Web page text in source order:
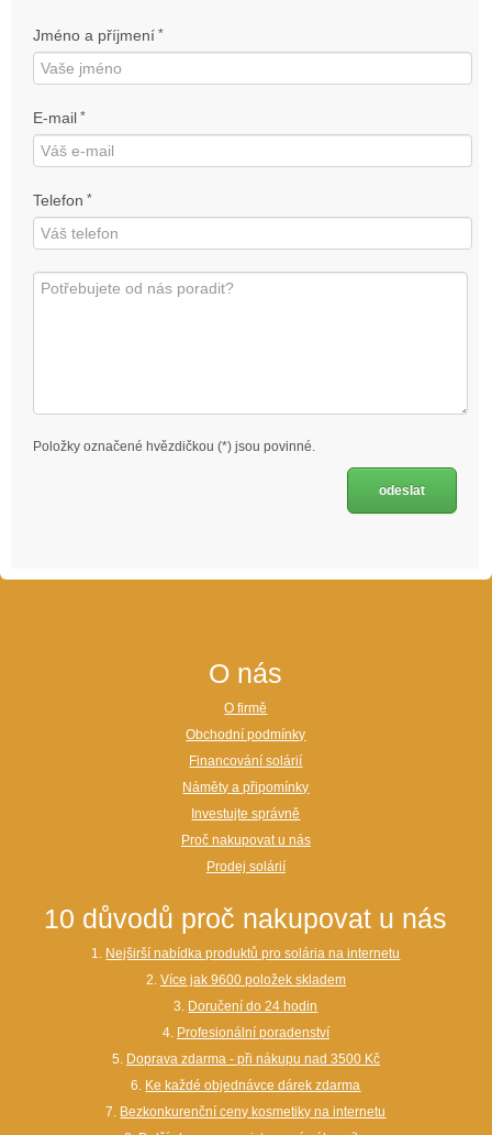
Jméno a příjmení *
E-mail *
Telefon *
Položky označené hvězdičkou (*) jsou povinné.
O nás
O firmě
Obchodní podmínky
Financování solárií
Náměty a připomínky
Investujte správně
Proč nakupovat u nás
Prodej solárií
10 důvodů proč nakupovat u nás
1. Nejširší nabídka produktů pro solária na internetu
2. Více jak 9600 položek skladem
3. Doručení do 24 hodin
4. Profesionální poradenství
5. Doprava zdarma - při nákupu nad 3500 Kč
6. Ke každé objednávce dárek zdarma
7. Bezkonkurenční ceny kosmetiky na internetu